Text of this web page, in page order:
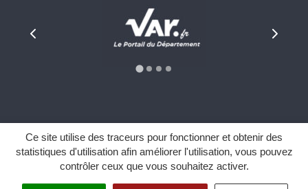
Plan du site
Mentions Légales
Données personnelles
Ce site utilise des traceurs pour fonctionner et obtenir des
statistiques d'utilisation afin améliorer l'utilisation, vous pouvez
contrôler ceux que vous souhaitez activer.